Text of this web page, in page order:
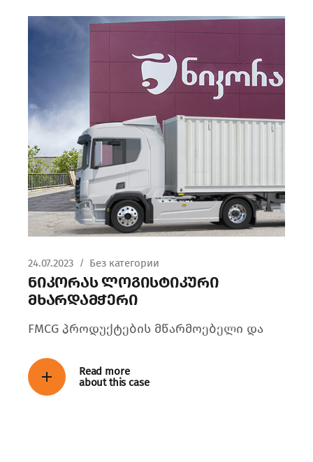
24.07.2023 Без категории
ნიკორას ლოგისტიკური
მხარდამჭერი
FMCG პროდუქტების მწარმოებელი და
Read more
about this case